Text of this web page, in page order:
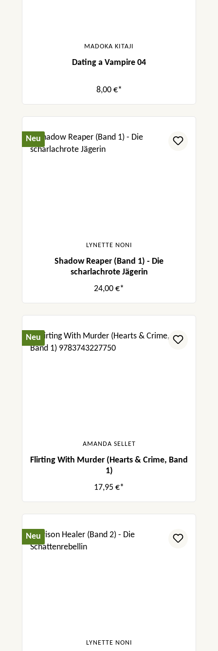
MADOKA KITAJI
Dating a Vampire 04
8,00 €*
Neu
LYNETTE NONI
Shadow Reaper (Band 1) - Die
scharlachrote Jägerin
24,00 €*
Neu
AMANDA SELLET
Flirting With Murder (Hearts & Crime, Band
1)
17,95 €*
Neu
LYNETTE NONI